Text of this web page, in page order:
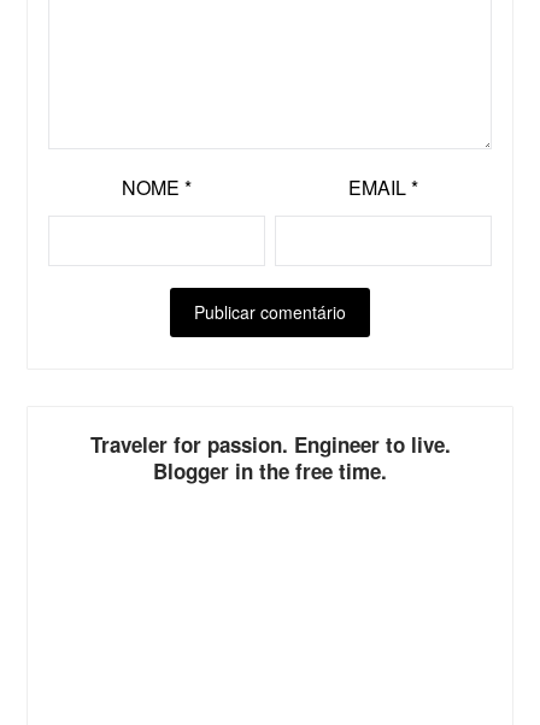
NOME * EMAIL*
Traveler for passion. Engineer to live.
Blogger in the free time.